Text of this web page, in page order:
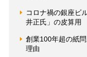
コロナ禍の銀座ビ
井正氏」の皮算用
創業100年超の紙
理由